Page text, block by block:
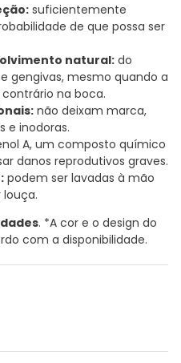
suficientemente
de que possa ser
natural: do
gengivas, mesmo quando a
na boca.
não deixam marca,
e inodoras.
A, um composto químico
danos reprodutivos graves.
podem ser lavadas à mão
. *A cor e o design do
com a disponibilidade.